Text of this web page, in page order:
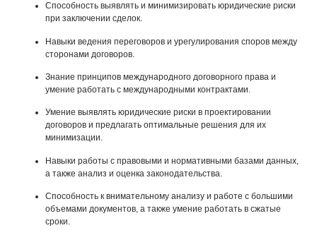
Способность выявлять и минимизировать юридические риски
при заключении сделок.
Навыки ведения переговоров и урегулирования споров между
сторонами договоров.
Знание принципов международного договорного права и
умение работать с международными контрактами.
Умение выявлять юридические риски в проектировании
договоров и предлагать оптимальные решения для их
минимизации.
Навыки работы с правовыми и нормативными базами данных,
а также анализ и оценка законодательства.
Способность к внимательному анализу и работе с большими
объемами документов, а также умение работать в сжатые
сроки.